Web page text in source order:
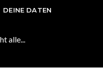
DEINE DATEN
alle...